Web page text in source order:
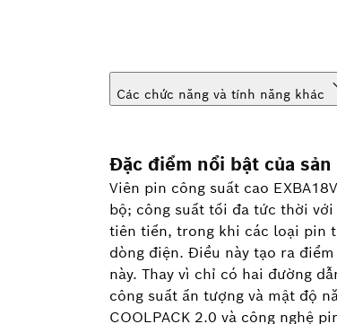
Các chức năng và tính năng khác
Đặc điểm nổi bật của sản
Viên pin công suất cao
bộ; công suất tối đa tức thời
tiên tiến, trong khi các loại pin
dòng điện. Điều này tạo ra
này. Thay vì chỉ có hai đường
công suất ấn tượng và mật độ
COOLPACK 2.0 và công nghệ